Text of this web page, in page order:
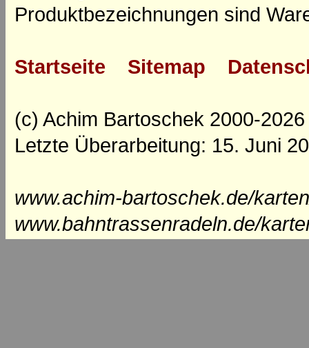
Produktbezeichnungen sind
Startseite Sitemap
(c) Achim Bartoschek 2000-2026
Letzte Überarbeitung: 15. Juni
www.achim-bartoschek.de/
www.bahntrassenradeln.de/